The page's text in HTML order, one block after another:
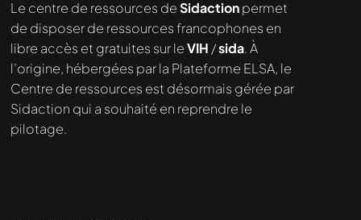
Le centre de ressources deSidactionpermet
de disposer de ressources francophones en
libre accès et gratuites sur leVIH /sida. À
l’origine, hébergées par la Plateforme ELSA, le
Centre de ressources est désormais gérée par
Sidaction qui a souhaité en reprendre le
pilotage.